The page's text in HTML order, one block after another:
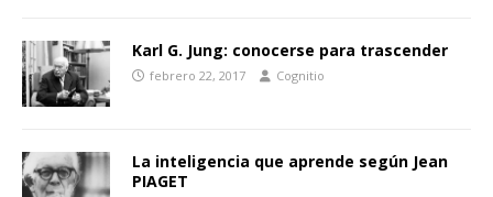
Karl G. Jung: conocerse para trascender
febrero 22, 2017 Cognitio
La inteligencia que aprende según Jean
PIAGET